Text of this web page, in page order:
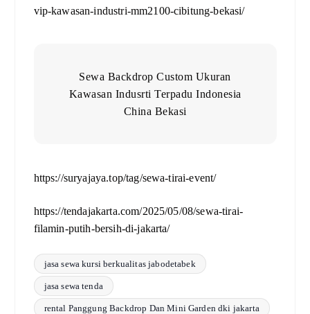
vip-kawasan-industri-mm2100-cibitung-bekasi/
Sewa Backdrop Custom Ukuran
Kawasan Indusrti Terpadu Indonesia
China Bekasi
https://suryajaya.top/tag/sewa-tirai-event/
https://tendajakarta.com/2025/05/08/sewa-tirai-
filamin-putih-bersih-di-jakarta/
jasa sewa kursi berkualitas jabodetabek
jasa sewa tenda
rental Panggung Backdrop Dan Mini Garden dki jakarta